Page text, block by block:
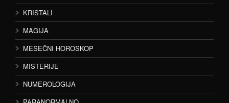
KRISTALI
MAGIJA
MESEČNI HOROSKOP
MISTERIJE
NUMEROLOGIJA